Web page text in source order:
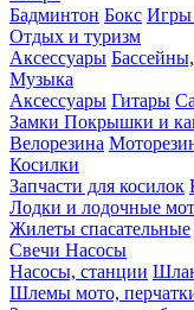
Бадминтон Бокс Игры
Отдых и туризм
Аксессуары
Музыка
Аксессуары Гитары
Замки Покрышки и
Велорезина
Косилки
Запчасти для косилок
Лодки и лодочные
Жилеты спасательные
Свечи Насосы
Насосы, станции
Шлемы мото,